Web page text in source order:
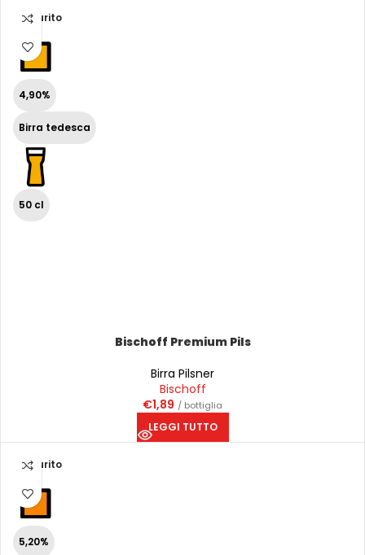
Esaurito
4,90%
Birra tedesca
50 cl
Bischoff Premium Pils
Birra Pilsner
Bischoff
€1,89 / bottiglia
LEGGI TUTTO
Esaurito
5,20%